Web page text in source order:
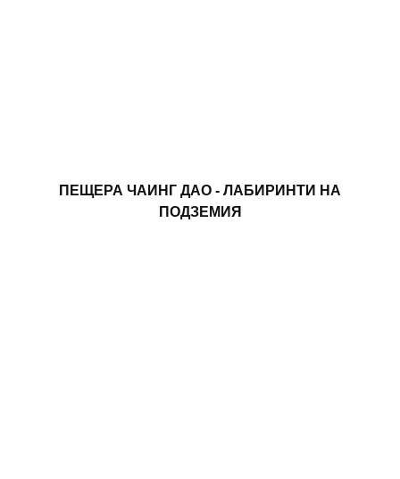
ПЕЩЕРА ЧАИНГ ДАО - ЛАБИРИНТИ НА
ПОДЗЕМИЯ